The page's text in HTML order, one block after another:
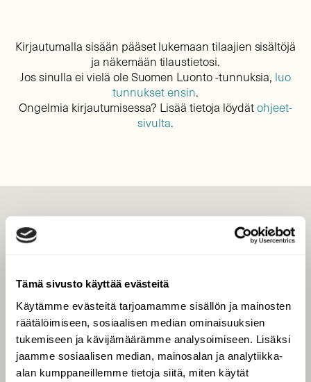
Tämä sivusto käyttää evästeitä
Käytämme evästeitä tarjoamamme sisällön ja mainosten
räätälöimiseen, sosiaalisen median ominaisuuksien
tukemiseen ja kävijämäärämme analysoimiseen. Lisäksi
jaamme sosiaalisen median, mainosalan ja analytiikka-
alan kumppaneillemme tietoja siitä, miten käytät
Kirjautumalla sisään pääset lukemaan tilaajien sisältöjä
ja näkemään tilaustietosi.
Jos sinulla ei vielä ole Suomen Luonto -tunnuksia, luo
tunnukset ensin.
Ongelmia kirjautumisessa? Lisää tietoja löydätohjeet-
sivulta.
Tilaa digilukuoikeus
Äänestä parasta juttua
Tilaa uutiskirje